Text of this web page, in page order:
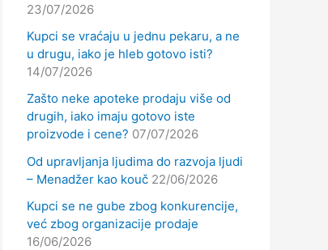
23/07/2026
Kupci se vraćaju u jednu pekaru, a ne
u drugu, iako je hleb gotovo isti?
14/07/2026
Zašto neke apoteke prodaju više od
drugih, iako imaju gotovo iste
proizvode i cene? 07/07/2026
Od upravljanja ljudima do razvoja ljudi
– Menadžer kao kouč 22/06/2026
Kupci se ne gube zbog konkurencije,
već zbog organizacije prodaje
16/06/2026